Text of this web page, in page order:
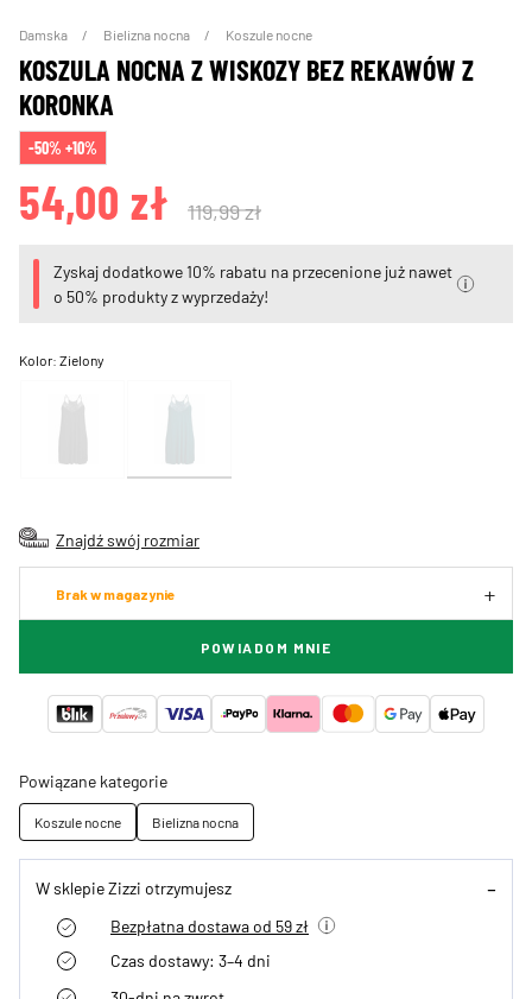
Damska Bielizna nocna Koszule nocne
KOSZULA NOCNA Z WISKOZY BEZ REKAWÓW Z
KORONKA
-50% +10%
54,00 zł 119,99 zł
Zyskaj dodatkowe 10% rabatu na przecenione już nawet
o 50% produkty z wyprzedaży!
Kolor:Zielony
Znajdź swój rozmiar
Brak w magazynie
POWIADOM MNIE
Powiązane kategorie
Koszule nocne Bielizna nocna
W sklepie Zizzi otrzymujesz
Bezpłatna dostawa od 59 zł
Czas dostawy: 3–4 dni